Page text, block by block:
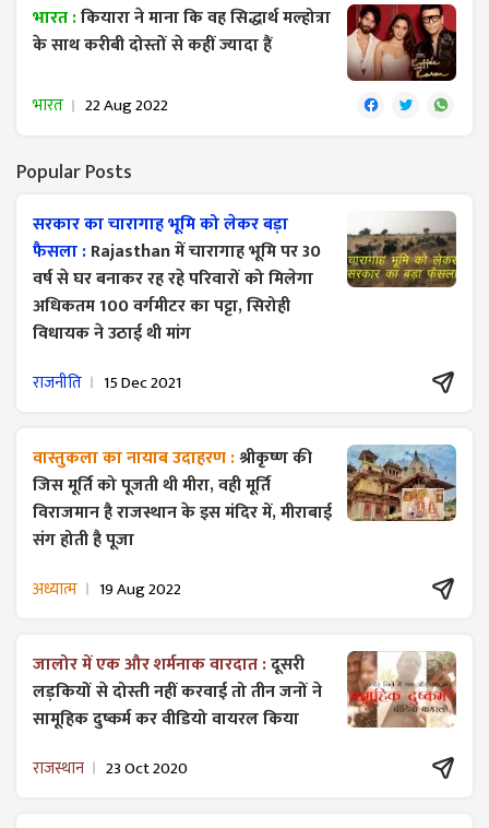
भारत :कियारा ने माना कि वह सिद्धार्थ मल्होत्रा
के साथ करीबी दोस्तों से कहीं ज्यादा हैं
भारत 22 Aug 2022
Popular Posts
सरकार का चारागाह भूमि को लेकर बड़ा
फैसला :Rajasthan में चारागाह भूमि पर 30
वर्ष से घर बनाकर रह रहे परिवारों को मिलेगा
अधिकतम 100 वर्गमीटर का पट्टा, सिरोही
विधायक ने उठाई थी मांग
राजनीति 15 Dec 2021
वास्तुकला का नायाब उदाहरण :श्रीकृष्ण की
जिस मूर्ति को पूजती थी मीरा, वही मूर्ति
विराजमान है राजस्थान के इस मंदिर में, मीराबाई
संग होती है पूजा
अध्यात्म 19 Aug 2022
जालोर में एक और शर्मनाक वारदात :दूसरी
लड़कियों से दोस्ती नहीं करवाई तो तीन जनों ने
सामूहिक दुष्कर्म कर वीडियो वायरल किया
राजस्थान 23 Oct 2020